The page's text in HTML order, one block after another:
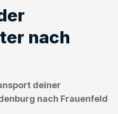
nach
deiner
nach Frauenfeld